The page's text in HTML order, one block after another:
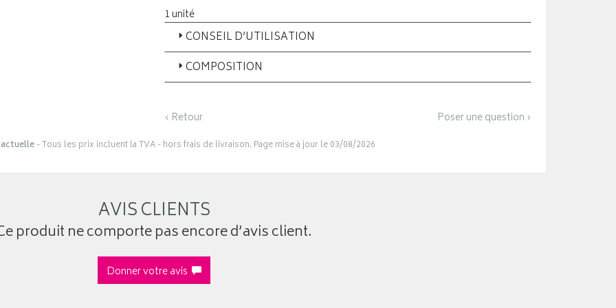
1 unité
CONSEIL D’UTILISATION
COMPOSITION
‹ Retour Poser une question ›
- Tous les prix incluent la TVA - hors frais de livraison. Page mise à jour le 03/08/2026
AVIS CLIENTS
produit ne comporte pas encore d’avis client.
Donner votre avis